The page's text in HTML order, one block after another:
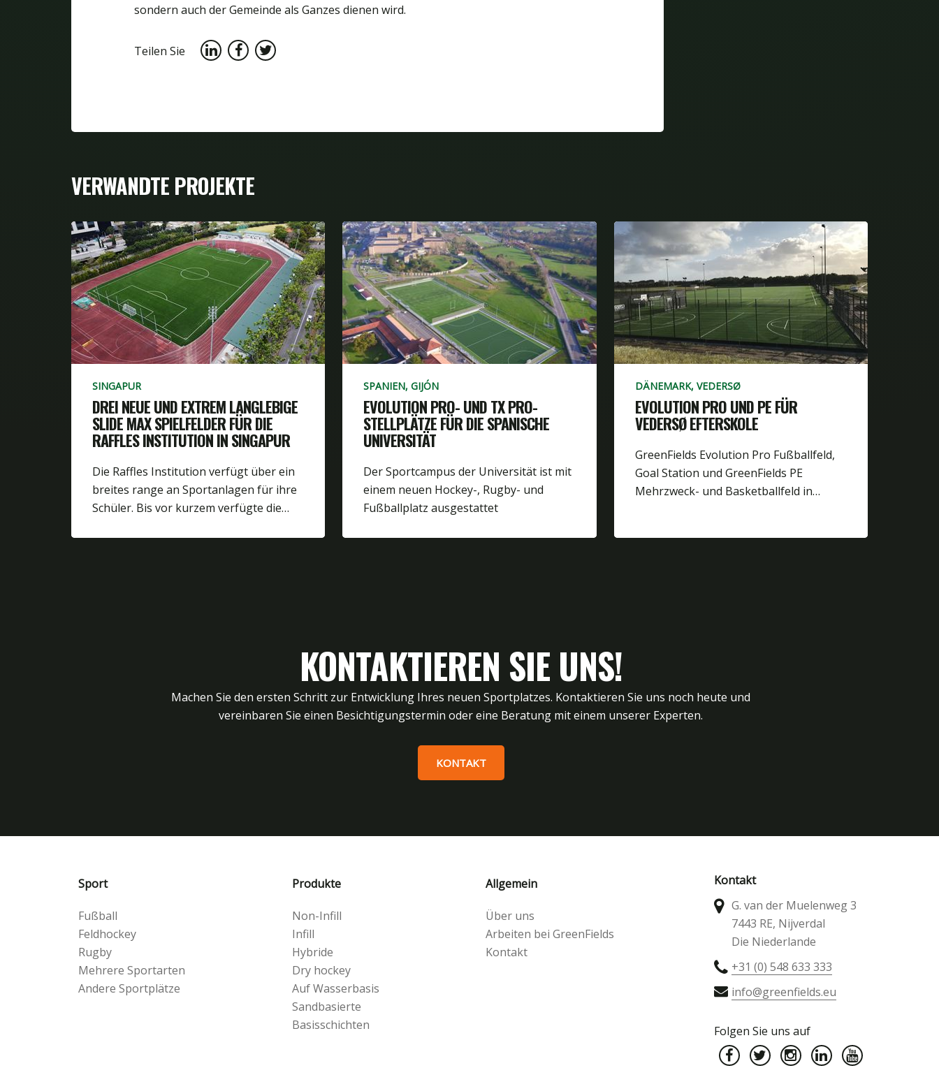
sondern auch der Gemeinde als Ganzes dienen wird.
Teilen Sie
VERWANDTE PROJEKTE
SINGAPUR
DREI NEUE UND EXTREM LANGLEBIGE
SLIDE MAX SPIELFELDER FÜR DIE
RAFFLES INSTITUTION IN SINGAPUR
Die Raffles Institution verfügt über ein
breites range an Sportanlagen für ihre
Schüler. Bis vor kurzem verfügte die…
SPANIEN, GIJÓN
EVOLUTION PRO- UND TX PRO-
STELLPLÄTZE FÜR DIE SPANISCHE
UNIVERSITÄT
Der Sportcampus der Universität ist mit
einem neuen Hockey-, Rugby- und
Fußballplatz ausgestattet
DÄNEMARK, VEDERSØ
EVOLUTION PRO UND PE FÜR
VEDERSØ EFTERSKOLE
GreenFields Evolution Pro Fußballfeld,
Goal Station und GreenFields PE
Mehrzweck- und Basketballfeld in…
KONTAKTIEREN SIE UNS!
Machen Sie den ersten Schritt zur Entwicklung Ihres neuen Sportplatzes. Kontaktieren Sie uns noch heute und
vereinbaren Sie einen Besichtigungstermin oder eine Beratung mit einem unserer Experten.
KONTAKT
Sport
Fußball
Feldhockey
Rugby
Mehrere Sportarten
Andere Sportplätze
Produkte
Non-Infill
Infill
Hybride
Dry hockey
Auf Wasserbasis
Sandbasierte
Basisschichten
Allgemein
Über uns
Arbeiten bei GreenFields
Kontakt
Kontakt
G. van der Muelenweg 3
7443 RE, Nijverdal
Die Niederlande
+31 (0) 548 633 333
info@greenfields.eu
Folgen Sie uns auf